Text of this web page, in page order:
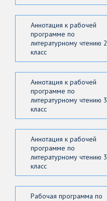
Аннотация к рабочей
программе по
литературному чтению 2
класс
Аннотация к рабочей
программе по
литературному чтению 3
класс
Аннотация к рабочей
программе по
литературному чтению 3
класс
Рабочая программа по